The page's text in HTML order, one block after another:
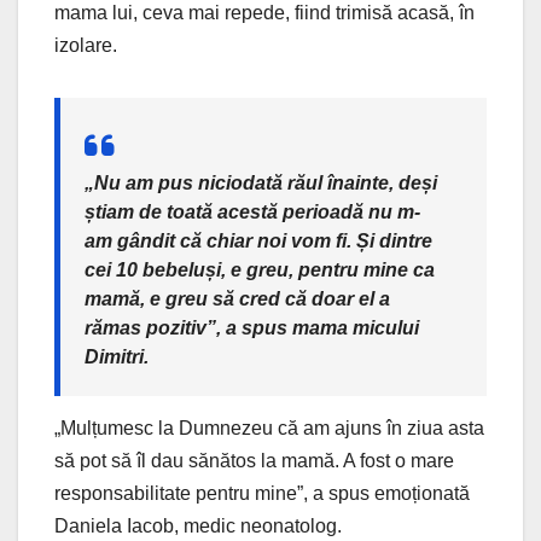
mama lui, ceva mai repede, fiind trimisă acasă, în
izolare.
„Nu am pus niciodată răul înainte, deși
știam de toată acestă perioadă nu m-
am gândit că chiar noi vom fi. Și dintre
cei 10 bebeluși, e greu, pentru mine ca
mamă, e greu să cred că doar el a
rămas pozitiv”, a spus mama micului
Dimitri.
„Mulțumesc la Dumnezeu că am ajuns în ziua asta
să pot să îl dau sănătos la mamă. A fost o mare
responsabilitate pentru mine”, a spus emoționată
Daniela Iacob, medic neonatolog.